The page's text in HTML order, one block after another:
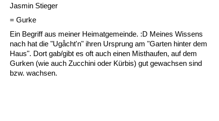
Jasmin Stieger
= Gurke
Ein Begriff aus meiner Heimatgemeinde. :D Meines Wissens
nach hat die "Ugåcht'n" ihren Ursprung am "Garten hinter dem
Haus". Dort gab/gibt es oft auch einen Misthaufen, auf dem
Gurken (wie auch Zucchini oder Kürbis) gut gewachsen sind
bzw. wachsen.